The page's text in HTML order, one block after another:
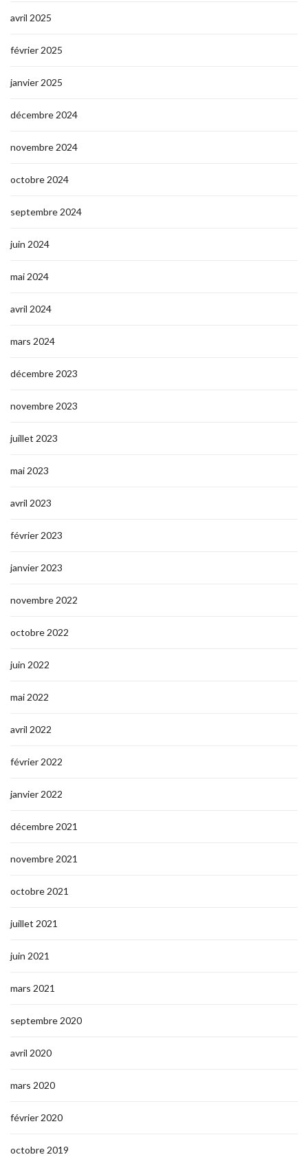
avril 2025
février 2025
janvier 2025
décembre 2024
novembre 2024
octobre 2024
septembre 2024
juin 2024
mai 2024
avril 2024
mars 2024
décembre 2023
novembre 2023
juillet 2023
mai 2023
avril 2023
février 2023
janvier 2023
novembre 2022
octobre 2022
juin 2022
mai 2022
avril 2022
février 2022
janvier 2022
décembre 2021
novembre 2021
octobre 2021
juillet 2021
juin 2021
mars 2021
septembre 2020
avril 2020
mars 2020
février 2020
octobre 2019